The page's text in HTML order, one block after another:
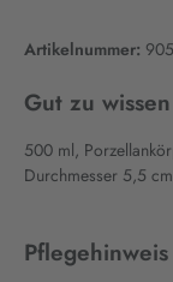
Artikelnummer:
Gut zu wissen
500 ml,
Durchmesser 5,5 cm
Pflegehinweis